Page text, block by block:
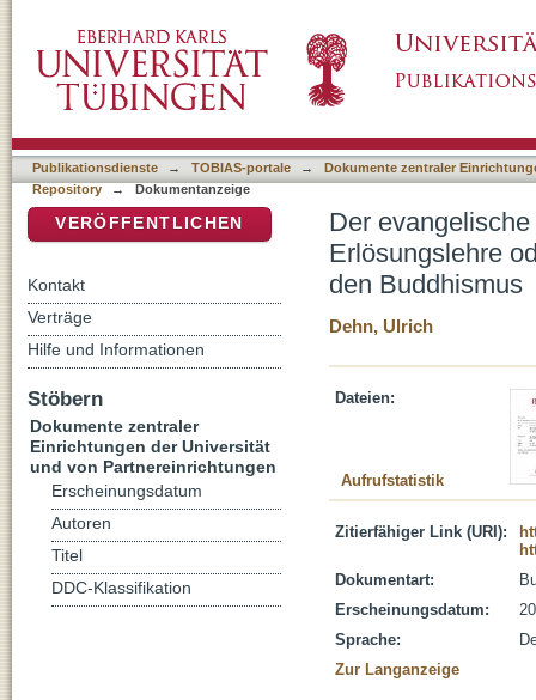
Liebesgedanke? : der Blick auf den
Publikationsdienste → TOBIAS-portale →
Dokumente zentraler
Repository
→ Dokumentanzeige
Der
Erlösungslehre
den Buddhismus
Dehn, Ulrich
Dateien:
Aufrufstatistik
Zitierfähiger Link (URI):
Dokumentart:
Erscheinungsdatum:
Sprache:
Zur Langanzeige
VERÖFFENTLICHEN
Kontakt
Verträge
Hilfe und Informationen
Stöbern
Dokumente zentraler
Einrichtungen der Universität
und von Partnereinrichtungen
Erscheinungsdatum
Autoren
Titel
DDC-Klassifikation